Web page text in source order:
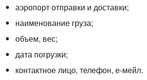
аэропорт отправки и доставки;
наименование груза;
объем, вес;
дата погрузки;
контактное лицо, телефон, е-мейл.